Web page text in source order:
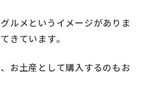
ルメというイメージがありま
きています。
お土産として購入するのもお